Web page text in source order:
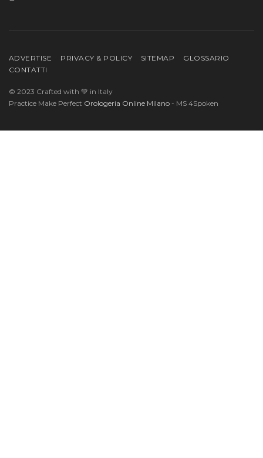
ADVERTISE PRIVACY & POLICY SITEMAP
GLOSSARIO
CONTATTI
© 2023 Crafted with 💚 in Italy
Practice Make Perfect Orologeria Online Milano - MS 4Spoken